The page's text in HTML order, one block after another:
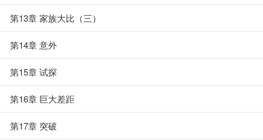
第13章 家族大比（三）
第14章 意外
第15章 试探
第16章 巨大差距
第17章 突破